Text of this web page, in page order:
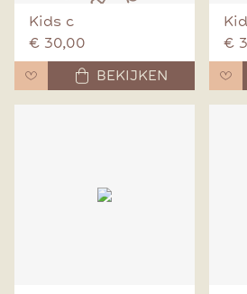
Kids c
€ 30,00
BEKIJKEN
€